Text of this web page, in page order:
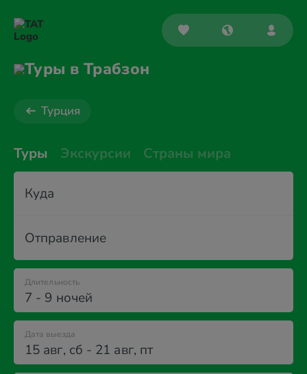
Туры в Трабзон
Турция
Туры Экскурсии Страны мира
Куда
Отправление
7 - 9 ночей
Длительность
Дата выезда
15 авг, сб - 21 авг, пт